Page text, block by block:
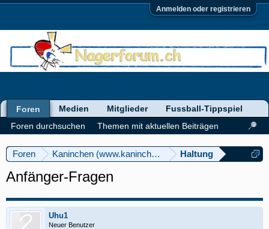
Anmelden oder registrieren
Foren Kaninchen (www.kaninchenforum.ch)
Haltung
Anfänger-Fragen
Uhu1
Neuer Benutzer
Foren
Foren durchsuchen
Themen mit aktuellen Beiträgen
Medien Mitglieder Fussball-Tippspiel